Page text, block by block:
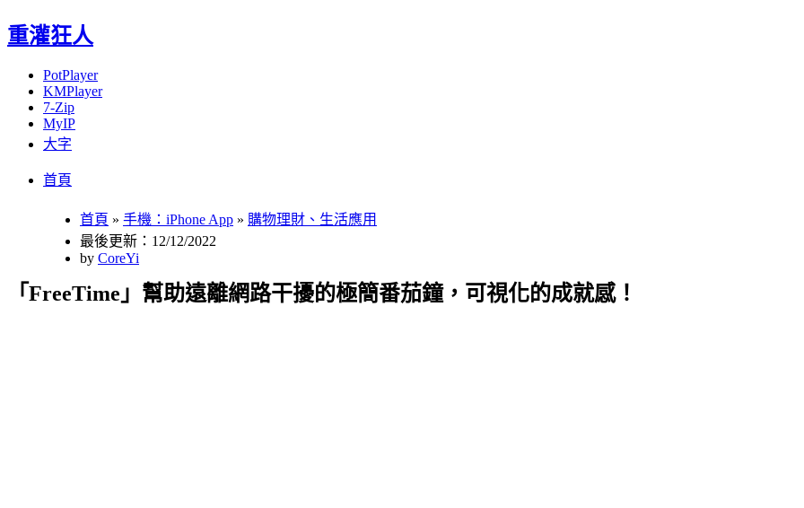
重灌狂人
PotPlayer
KMPlayer
7-Zip
MyIP
大字
首頁
首頁 » 手機：iPhone App » 購物理財、生活應用
最後更新：12/12/2022
by CoreYi
「FreeTime」幫助遠離網路干擾的極簡番茄鐘，可視化的成就感！